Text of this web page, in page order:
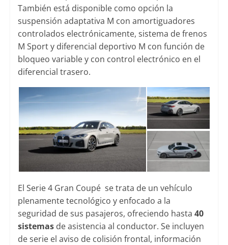
También está disponible como opción la
suspensión adaptativa M con amortiguadores
controlados electrónicamente, sistema de frenos
M Sport y diferencial deportivo M con función de
bloqueo variable y con control electrónico en el
diferencial trasero.
El Serie 4 Gran Coupé se trata de un vehículo
plenamente tecnológico y enfocado a la
seguridad de sus pasajeros, ofreciendo hasta 40
sistemasde asistencia al conductor. Se incluyen
de serie el aviso de colisión frontal, información